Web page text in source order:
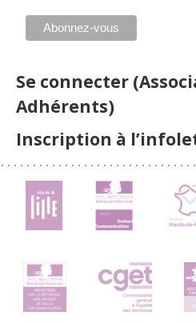
Se connecter
Adhérents)
Inscription à